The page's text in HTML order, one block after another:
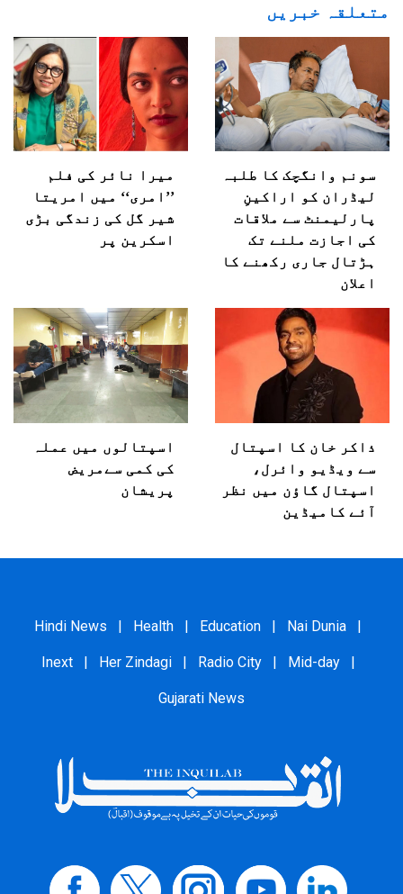
متعلقہ خبریں
سونم وانگچک کا طلبہ
لیڈران کو اراکینِ
پارلیمنٹ سے ملاقات
کی اجازت ملنے تک
ہڑتال جاری رکھنے کا
اعلان
میرا نائر کی فلم
’’امری‘‘ میں امریتا
شیر گل کی زندگی بڑی
اسکرین پر
ذاکر خان کا اسپتال
سے ویڈیو وائرل،
اسپتال گاؤن میں نظر
آئے کامیڈین
اسپتالوں میں عملہ
کی کمی سےمریض
پریشان
Hindi News | Health | Education | Nai Dunia |
Inext | Her Zindagi | Radio City | Mid-day |
Gujarati News